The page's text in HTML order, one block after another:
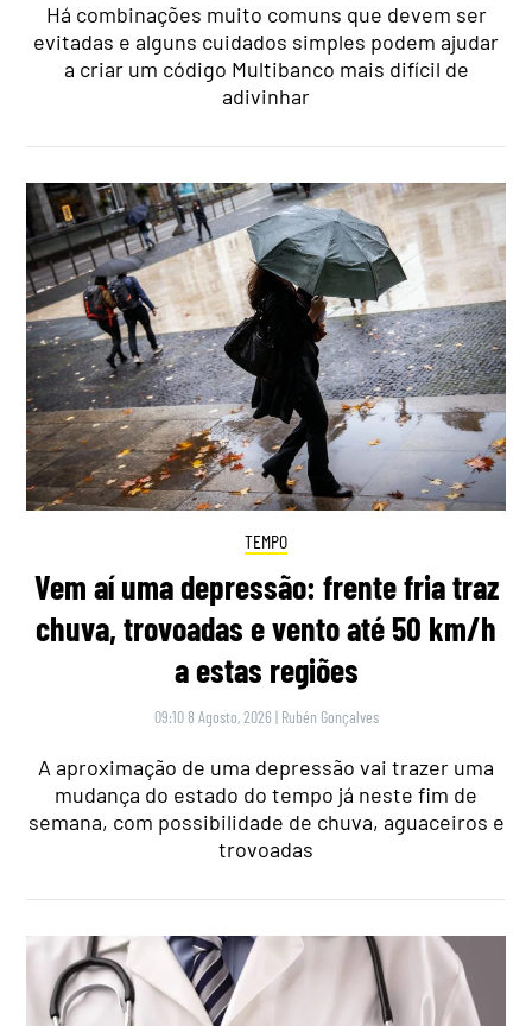
Há combinações muito comuns que devem ser
evitadas e alguns cuidados simples podem ajudar
a criar um código Multibanco mais difícil de
adivinhar
TEMPO
Vem aí uma depressão: frente fria traz
chuva, trovoadas e vento até 50 km/h
a estas regiões
09:10 8 Agosto, 2026 | Rubén Gonçalves
A aproximação de uma depressão vai trazer uma
mudança do estado do tempo já neste fim de
semana, com possibilidade de chuva, aguaceiros e
trovoadas